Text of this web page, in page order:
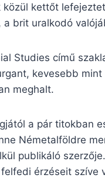
közül kettőt
brit uralkodó
Studies című
kevesebb
meghalt.
a pár titokban
Németalföldre
publikáló
érzéseit szíve